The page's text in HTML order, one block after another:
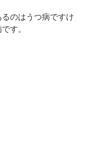
のはうつ病ですけ
す。